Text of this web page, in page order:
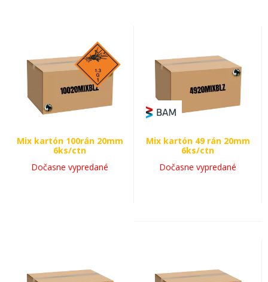
Mix kartón 100rán 20mm
6ks/ctn
Dočasne vypredané
Mix kartón 49 rán 20mm
6ks/ctn
Dočasne vypredané